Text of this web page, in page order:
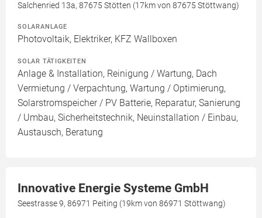
Salchenried 13a, 87675 Stötten (17km von 87675 Stöttwang)
SOLARANLAGE
Photovoltaik, Elektriker, KFZ Wallboxen
SOLAR TÄTIGKEITEN
Anlage & Installation, Reinigung / Wartung, Dach
Vermietung / Verpachtung, Wartung / Optimierung,
Solarstromspeicher / PV Batterie, Reparatur, Sanierung
/ Umbau, Sicherheitstechnik, Neuinstallation / Einbau,
Austausch, Beratung
Innovative Energie Systeme GmbH
Seestrasse 9, 86971 Peiting (19km von 86971 Stöttwang)